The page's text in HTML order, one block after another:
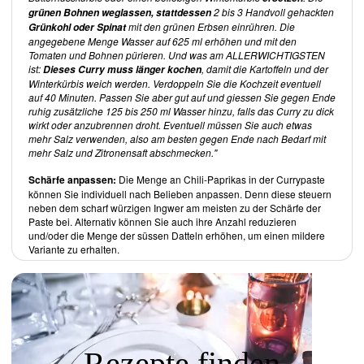
Dosenprodukten, wie Kichererbsen oder Bohnen, ist die Menge
verwendeter frischer Zutaten wie Gemüse, Salate und Früchte
verhältnismässig gering (Ausnahmen sind die Burger-Bowls). Dies ist
langfristig nicht gesund. Im ersten Teil des Kochbuches können Sie
unter Grundrezepten nachlesen, wie Sie etwa Bohnen kochen und
Seitan selbst zubereiten können.
Die Verwendung von fertigen Saucen und Ketchup ist aus
gesundheitlicher Sicht nicht empfehlenswert und verwundert, da die
Autorin Wert auf gesunde Gerichte legt. Ausserdem kommen relativ
viele zugesetzte Fette in Form von Ölen zum Einsatz. Hier wäre eine
Anpassung wünschenswert - dies ist individuell gut durchführbar.
Die Rezepte sind durch die vielen Zutaten oder Komponenten, wie
bei den Burger-Bowls, häufig recht aufwendig. Abbildungen zu jedem
der aufgeführten Rezepte wären schön, gerade da einige Rezepte
recht ausgefallen erscheinen.
Fazit
Die kreativen Rezepte sind abwechslungsreich, häufig jedoch
aufwendig und deshalb nicht für die schnelle Zubereitung im Alltag
geeignet. Nach Anpassungen des Ölgehalts sind die aufgeführten
Rezepte als Ergänzungeiner gesunden veganen Ernährung
geeignet. Da sie wenig frische Zutaten enthalten, sollten sie nicht die
Mehrheit der Gerichte darstellen.
Besonders problematischan diesem Kochbuch ist dieVerwendung
grünen Bohnen weglassen, stattdessen2 bis 3 Handvoll gehackten
Grünkohl oder Spinatmit den grünen Erbsen einrühren. Die
angegebene Menge Wasser auf 625 ml erhöhen und mit den
Tomaten und Bohnen pürieren. Und was am ALLERWICHTIGSTEN
ist:Dieses Curry muss länger kochen, damit die Kartoffeln und der
Winterkürbis weich werden. Verdoppeln Sie die Kochzeit eventuell
auf 40 Minuten. Passen Sie aber gut auf und giessen Sie gegen Ende
ruhig zusätzliche 125 bis 250 ml Wasser hinzu, falls das Curry zu dick
wirkt oder anzubrennen droht. Eventuell müssen Sie auch etwas
mehr Salz verwenden, also am besten gegen Ende nach Bedarf mit
mehr Salz und Zitronensaft abschmecken."
Schärfe anpassen: Die Menge an Chili-Paprikas in der Currypaste
können Sie individuell nach Belieben anpassen. Denn diese steuern
neben dem scharf würzigen Ingwer am meisten zu der Schärfe der
Paste bei. Alternativ können Sie auch ihre Anzahl reduzieren
und/oder die Menge der süssen Datteln erhöhen, um einen mildere
Variante zu erhalten.